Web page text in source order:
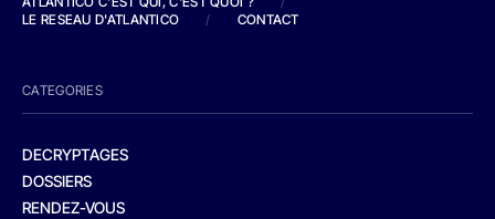
LE RESEAU D'ATLANTICO
/ CONTACT
CATEGORIES
DECRYPTAGES
DOSSIERS
RENDEZ-VOUS